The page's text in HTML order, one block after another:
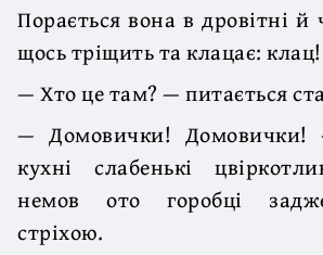
Порається вона в дровітні й
щось тріщить та клацає:
— Хто це там? — питається
— Домовички! Домовички!
кухні слабенькі
немов ото горобці
стріхою.